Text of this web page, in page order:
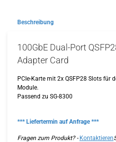
Beschreibung
100GbE Dual-Port
Adapter Card
PCIe-Karte mit 2x QSFP28 Slots für
Module.
Passend zu SG-8300
*** Liefertermin auf Anfrage ***
Fragen zum Produkt? - Kontaktieren